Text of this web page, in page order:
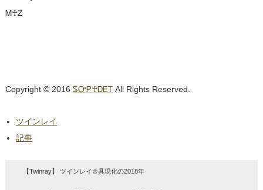
Ꮇ♰Ꮓ
Copyright © 2016 ᏚᎤᏢ♰ᎠᎬᎢAll Rights Reserved.
ツインレイ
記事
【Twinray】 ツインレイ♔具現化の2018年